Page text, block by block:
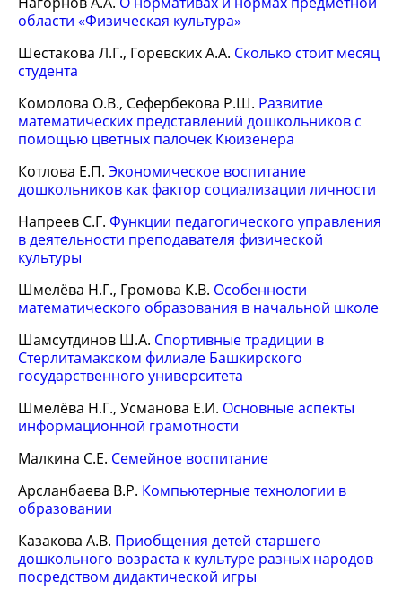
области «Физическая культура»
Шестакова Л.Г., Горевских А.А. Сколько стоит месяц
студента
Комолова О.В., Сефербекова Р.Ш. Развитие
математических представлений дошкольников с
помощью цветных палочек Кюизенера
Котлова Е.П. Экономическое воспитание
дошкольников как фактор социализации личности
Напреев С.Г. Функции педагогического управления
в деятельности преподавателя физической
культуры
Шмелёва Н.Г., Громова К.В. Особенности
математического образования в начальной школе
Шамсутдинов Ш.А. Спортивные традиции в
Стерлитамакском филиале Башкирского
государственного университета
Шмелёва Н.Г., Усманова Е.И. Основные аспекты
информационной грамотности
Малкина С.Е. Семейное воспитание
Арсланбаева В.Р. Компьютерные технологии в
образовании
Казакова А.В. Приобщения детей старшего
дошкольного возраста к культуре разных народов
посредством дидактической игры